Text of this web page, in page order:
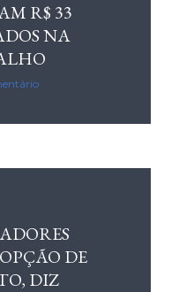
R$ 33
NA
DE
DIZ